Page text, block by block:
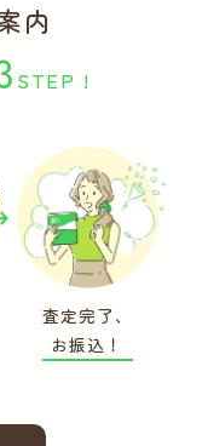
内
STEP !
査定完了、
お振込！